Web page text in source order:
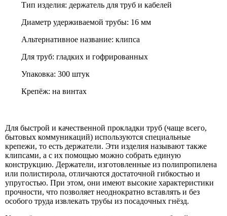
Тип изделия: держатель для труб и кабелей
Диаметр удерживаемой трубы: 16 мм
Альтернативное название: клипса
Для труб: гладких и гофрированных
Упаковка: 300 штук
Крепёж: на винтах
Для быстрой и качественной прокладки труб (чаще всего,
бытовых коммуникаций) используются специальные
крепежи, то есть держатели. Эти изделия называют также
клипсами, а с их помощью можно собрать единую
конструкцию. Держатели, изготовленные из полипропилена
или полистирола, отличаются достаточной гибкостью и
упругостью. При этом, они имеют высокие характеристики
прочности, что позволяет неоднократно вставлять и без
особого труда извлекать трубы из посадочных гнёзд.